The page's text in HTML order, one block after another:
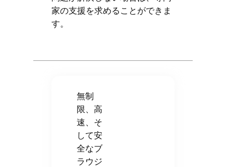
家の支援を求めることができま
す。
無制
限、高
速、そ
して安
全なブ
ラウジ